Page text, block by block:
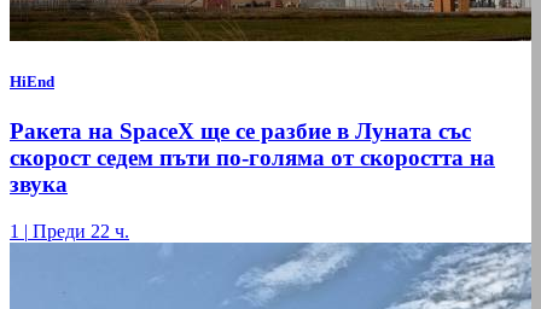
HiEnd
Ракета на SpaceX ще се разбие в Луната със
скорост седем пъти по-голяма от скоростта на
звука
1 | Преди 22 ч.